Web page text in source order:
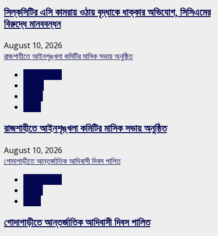
সিল্কসিটির এসি কামরায় ওঠায় বৃদ্ধাকে ধাক্কার অভিযোগ, সিসিএমের
বিরুদ্ধে মানববন্ধন
August 10, 2026
রাজশাহীতে আইনশৃঙ্খলা কমিটির মাসিক সভায় অনুষ্ঠিত
রাজশাহীতে আইনশৃঙ্খলা কমিটির মাসিক সভায় অনুষ্ঠিত
August 10, 2026
গোদাগাড়ীতে আন্তর্জাতিক আদিবাসী দিবস পালিত
গোদাগাড়ীতে আন্তর্জাতিক আদিবাসী দিবস পালিত